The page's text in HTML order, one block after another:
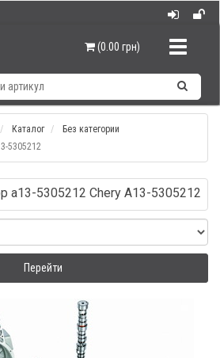
(0.00 грн)
Каталог
Без категории
5305212
а13-5305212 Chery A13-5305212
Перейти